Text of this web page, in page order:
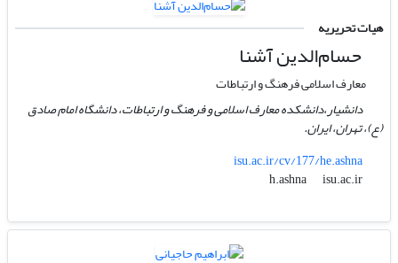
هیات تحریریه
حسام‌الدین آشنا
معارف اسلامی فرهنگ و ارتباطات
دانشیار،دانشکده معارف اسلامی و فرهنگ و ارتباطات، دانشگاه امام صادق
(ع)، تهران، ایران.
isu.ac.ir/cv/177/he.ashna
h.ashna
isu.ac.ir